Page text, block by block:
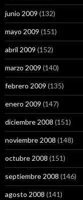
junio 2009 (132)
mayo 2009 (151)
abril 2009 (152)
marzo 2009 (140)
febrero 2009 (135)
enero 2009 (147)
diciembre 2008 (151)
noviembre 2008 (148)
octubre 2008 (151)
septiembre 2008 (146)
agosto 2008 (141)